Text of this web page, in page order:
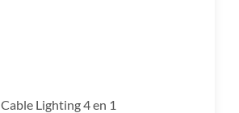
Cable Lighting 4 en 1